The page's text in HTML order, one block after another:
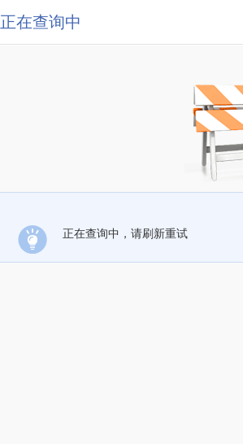
正在查询中
正在查询中，请刷新重试